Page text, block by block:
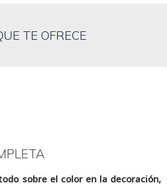
TE OFRECE
sobre el color en la decoración,